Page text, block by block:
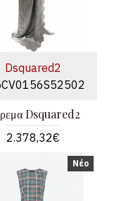
Dsquared2
Dsquared2
2.378,32€
Νέο